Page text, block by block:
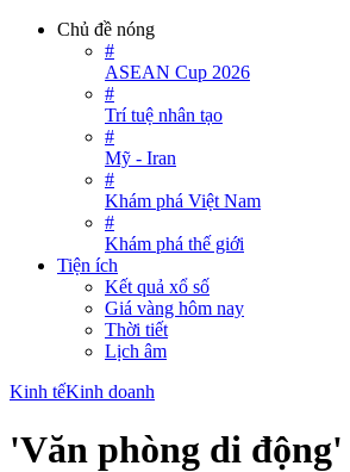
Chủ đề nóng
#
ASEAN Cup 2026
#
Trí tuệ nhân tạo
#
Mỹ - Iran
#
Khám phá Việt Nam
#
Khám phá thế giới
Tiện ích
Kết quả xổ số
Giá vàng hôm nay
Thời tiết
Lịch âm
Kinh tếKinh doanh
'Văn phòng di